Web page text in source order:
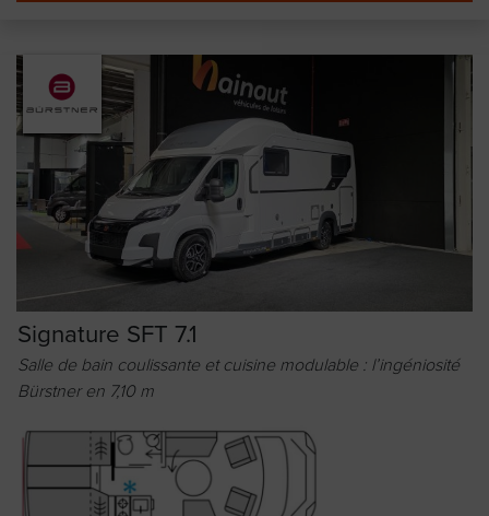
Signature SFT 7.1
Salle de bain coulissante et cuisine modulable : l’ingéniosité
Bürstner en 7,10 m